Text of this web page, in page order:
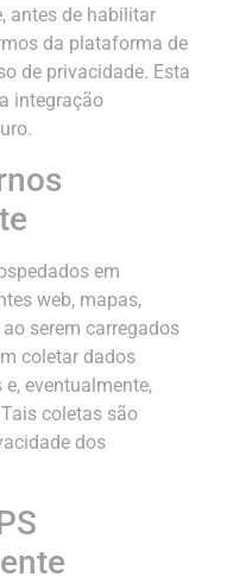
antes de habilitar
da plataforma de
de privacidade. Esta
integração
em
web, mapas,
serem carregados
coletar dados
eventualmente,
coletas são
dos